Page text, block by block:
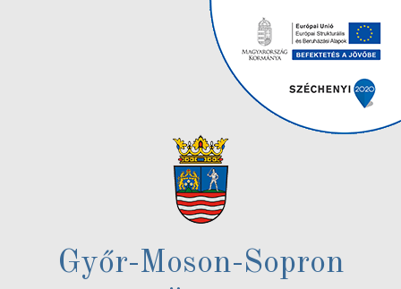
Győr-Moson-Sopron